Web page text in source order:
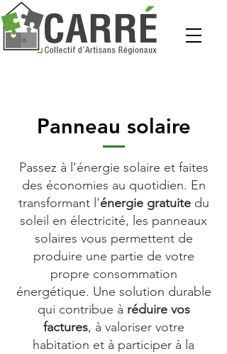
Panneau solaire
Passez à l'énergie solaire et faites
des économies au quotidien. En
transformant l'énergie gratuitedu
soleil en électricité, les panneaux
solaires vous permettent de
produire une partie de votre
propre consommation
énergétique. Une solution durable
qui contribue à réduire vos
factures, à valoriser votre
habitation et à participer à la